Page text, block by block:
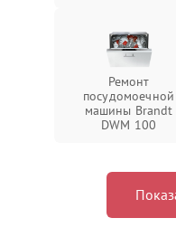
Ремонт
посудомоечной
машины Brandt
DWM 100